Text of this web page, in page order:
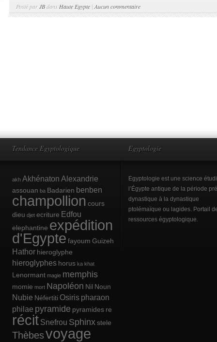
Posté parJBdans Haute Egypte | Aucun commentaire
Tendance Egyptologique
akh Akhénaton Alexandrie
assouan ba Badarien benben
champollion cours
dieu djet ecriture Edfou
elephantine expédition
d'Egyptefayoum Guizeh
Hathor hieroglyphe
hieroglyphes horus ka khat
Lenormant magie memphis
momie mort Napoléon Nil Noun
Nubie Néfertiti Osiris pharaon
philae pyramide pyramides re
récit Snefrou Sphinxstele
Thèbesvoyage
Egyptologie
Egyptologie est une science
l’Égypte antique de la période
dynastique à la dynastique
ptolémaïque ou lagides. Portail
ressources égyptologique.